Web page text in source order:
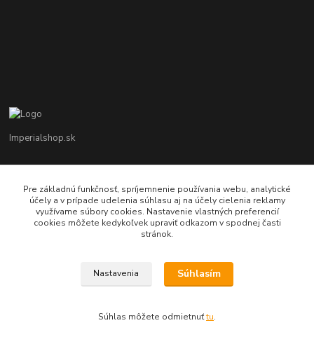
Imperialshop.sk
Pon-Pia 7 - 17 ; Sobota 8 - 12
obchod@imperialshop.sk
imperialshop.sk
Pre základnú funkčnosť, spríjemnenie používania webu, analytické
účely a v prípade udelenia súhlasu aj na účely cielenia reklamy
využívame súbory cookies. Nastavenie vlastných preferencií
cookies môžete kedykoľvek upraviť odkazom v spodnej časti
stránok.
Nastavenia Súhlasím
Súhlas môžete odmietnuťtu.